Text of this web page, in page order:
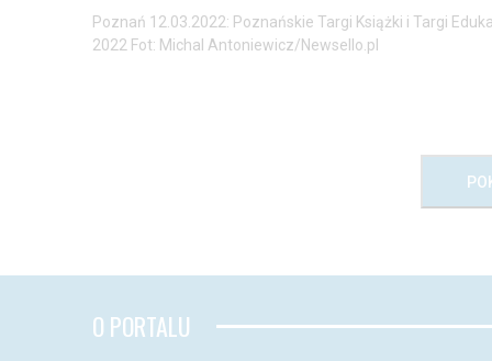
Poznań 12.03.2022: Poznańskie Targi Książki i Targi
2022 Fot: Michal Antoniewicz/Newsello.pl
O PORTALU